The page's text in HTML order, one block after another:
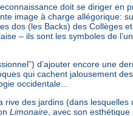
doit se diriger en
image à charge allégorique:
dos (les Backs) des Collèges
– ils sont les symboles de
d’ajouter encore une
qui cachent jalousement
occidentale...
rive des jardins (dans
Limonaire , avec son